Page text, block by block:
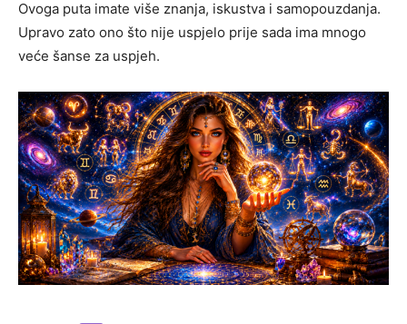
Ovoga puta imate više znanja, iskustva i samopouzdanja.
Upravo zato ono što nije uspjelo prije sada ima mnogo
veće šanse za uspjeh.